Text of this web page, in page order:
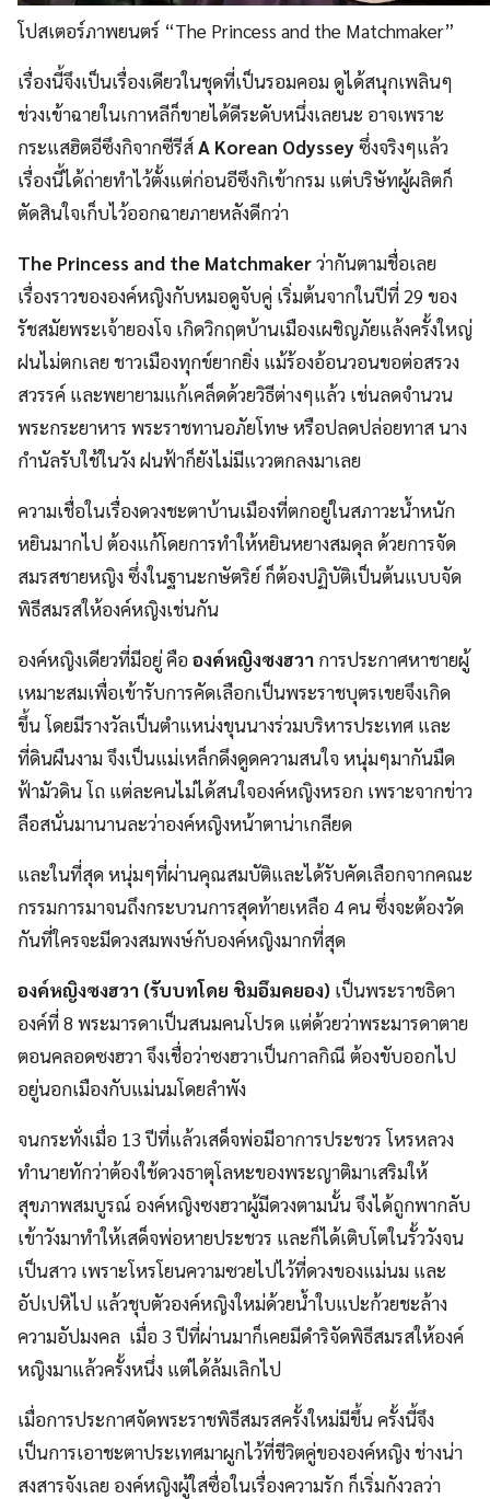
โปสเตอร์ภาพยนตร์ “The Princess and the Matchmaker”
เรื่องนี้จึงเป็นเรื่องเดียวในชุดที่เป็นรอมคอม ดูได้สนุกเพลินๆ
ช่วงเข้าฉายในเกาหลีก็ขายได้ดีระดับหนึ่งเลยนะ อาจเพราะ
กระแสฮิตอีซึงกิจากซีรีส์A Korean Odysseyซึ่งจริงๆแล้ว
เรื่องนี้ได้ถ่ายทำไว้ตั้งแต่ก่อนอีซึงกิเข้ากรม แต่บริษัทผู้ผลิตก็
ตัดสินใจเก็บไว้ออกฉายภายหลังดีกว่า
The Princess and the Matchmakerว่ากันตามชื่อเลย
เรื่องราวขององค์หญิงกับหมอดูจับคู่ เริ่มต้นจากในปีที่ 29 ของ
รัชสมัยพระเจ้ายองโจ เกิดวิกฤตบ้านเมืองเผชิญภัยแล้งครั้งใหญ่
ฝนไม่ตกเลย ชาวเมืองทุกข์ยากยิ่ง แม้ร้องอ้อนวอนขอต่อสรวง
สวรรค์ และพยายามแก้เคล็ดด้วยวิธีต่างๆแล้ว เช่นลดจำนวน
พระกระยาหาร พระราชทานอภัยโทษ หรือปลดปล่อยทาส นาง
กำนัลรับใช้ในวัง ฝนฟ้าก็ยังไม่มีแววตกลงมาเลย
ความเชื่อในเรื่องดวงชะตาบ้านเมืองที่ตกอยู่ในสภาวะน้ำหนัก
หยินมากไป ต้องแก้โดยการทำให้หยินหยางสมดุล ด้วยการจัด
สมรสชายหญิง ซึ่งในฐานะกษัตริย์ ก็ต้องปฏิบัติเป็นต้นแบบจัด
พิธีสมรสให้องค์หญิงเช่นกัน
องค์หญิงเดียวที่มีอยู่ คือองค์หญิงซงฮวา การประกาศหาชายผู้
เหมาะสมเพื่อเข้ารับการคัดเลือกเป็นพระราชบุตรเขยจึงเกิด
ขึ้น โดยมีรางวัลเป็นตำแหน่งขุนนางร่วมบริหารประเทศ และ
ที่ดินผืนงาม จึงเป็นแม่เหล็กดึงดูดความสนใจ หนุ่มๆมากันมืด
ฟ้ามัวดิน โถ แต่ละคนไม่ได้สนใจองค์หญิงหรอก เพราะจากข่าว
ลือสนั่นมานานละว่าองค์หญิงหน้าตาน่าเกลียด
และในที่สุด หนุ่มๆที่ผ่านคุณสมบัติและได้รับคัดเลือกจากคณะ
กรรมการมาจนถึงกระบวนการสุดท้ายเหลือ 4 คน ซึ่งจะต้องวัด
กันที่ใครจะมีดวงสมพงษ์กับองค์หญิงมากที่สุด
องค์หญิงซงฮวา (รับบทโดย ชิมอึมคยอง) เป็นพระราชธิดา
องค์ที่ 8 พระมารดาเป็นสนมคนโปรด แต่ด้วยว่าพระมารดาตาย
ตอนคลอดซงฮวา จึงเชื่อว่าซงฮวาเป็นกาลกิณี ต้องขับออกไป
อยู่นอกเมืองกับแม่นมโดยลำพัง
จนกระทั่งเมื่อ 13 ปีที่แล้วเสด็จพ่อมีอาการประชวร โหรหลวง
ทำนายทักว่าต้องใช้ดวงธาตุโลหะของพระญาติมาเสริมให้
สุขภาพสมบูรณ์ องค์หญิงซงฮวาผู้มีดวงตามนั้น จึงได้ถูกพากลับ
เข้าวังมาทำให้เสด็จพ่อหายประชวร และก็ได้เติบโตในรั้ววังจน
เป็นสาว เพราะโหรโยนความซวยไปไว้ที่ดวงของแม่นม และ
อัปเปหิไป แล้วชุบตัวองค์หญิงใหม่ด้วยน้ำใบแปะก้วยชะล้าง
ความอัปมงคล เมื่อ 3 ปีที่ผ่านมาก็เคยมีดำริจัดพิธีสมรสให้องค์
หญิงมาแล้วครั้งหนึ่ง แต่ได้ล้มเลิกไป
เมื่อการประกาศจัดพระราชพิธีสมรสครั้งใหม่มีขึ้น ครั้งนี้จึง
เป็นการเอาชะตาประเทศมาผูกไว้ที่ชีวิตคู่ขององค์หญิง ช่างน่า
สงสารจังเลย องค์หญิงผู้ใสซื่อในเรื่องความรัก ก็เริ่มกังวลว่า